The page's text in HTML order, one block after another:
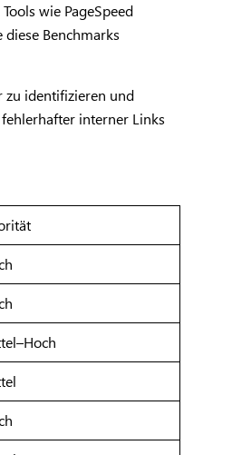
wie PageSpeed
Benchmarks
zu identifizieren und
interner Links